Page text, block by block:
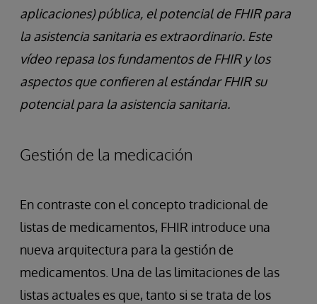
aplicaciones) pública, el potencial de FHIR para
la asistencia sanitaria es extraordinario. Este
vídeo repasa los fundamentos de FHIR y los
aspectos que confieren al estándar FHIR su
potencial para la asistencia sanitaria.
Gestión de la medicación
En contraste con el concepto tradicional de
listas de medicamentos, FHIR introduce una
nueva arquitectura para la gestión de
medicamentos. Una de las limitaciones de las
listas actuales es que, tanto si se trata de los